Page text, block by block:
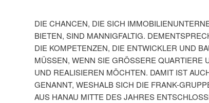
DIE CHANCEN, DIE SICH
BIETEN, SIND MANNIGFALTIG.
DIE KOMPETENZEN, DIE ENTWICKLER UND
MÜSSEN, WENN SIE GRÖSSERE QUARTIERE
UND REALISIEREN MÖCHTEN. DAMIT IST
GENANNT, WESHALB SICH DIE FRANK-
AUS HANAU MITTE DES JAHRES